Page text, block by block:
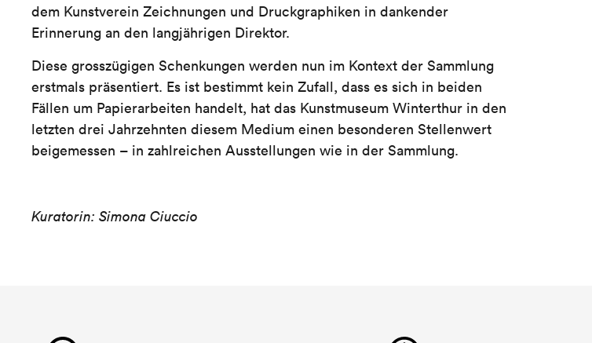
dem Kunstverein Zeichnungen und Druckgraphiken in dankender
Erinnerung an den langjährigen Direktor.
Diese grosszügigen Schenkungen werden nun im Kontext der Sammlung
erstmals präsentiert. Es ist bestimmt kein Zufall, dass es sich in beiden
Fällen um Papierarbeiten handelt, hat das Kunstmuseum Winterthur in den
letzten drei Jahrzehnten diesem Medium einen besonderen Stellenwert
beigemessen – in zahlreichen Ausstellungen wie in der Sammlung.
Kuratorin: Simona Ciuccio